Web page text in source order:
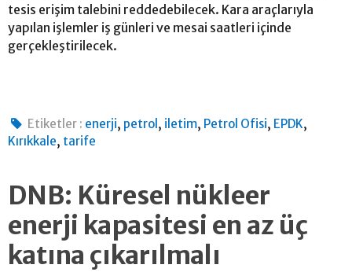
tesis erişim talebini reddedebilecek. Kara araçlarıyla
yapılan işlemler iş günleri ve mesai saatleri içinde
gerçekleştirilecek.
Etiketler : enerji, petrol , iletim, Petrol Ofisi, EPDK,
Kırıkkale, tarife
DNB: Küresel nükleer
enerji kapasitesi en az üç
katına çıkarılmalı